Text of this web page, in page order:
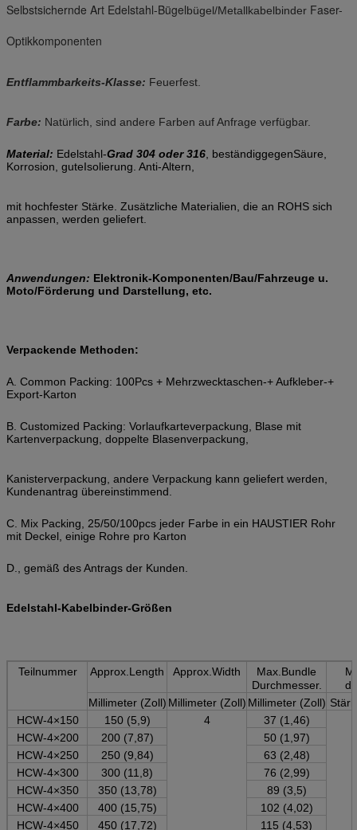
Selbstsichernde Art Edelstahl-Bügelbügel/Metallkabelbinder Faser-
Optikkomponenten
Entflammbarkeits-Klasse: Feuerfest.
Farbe: Natürlich, sind andere Farben auf Anfrage verfügbar.
Material: Edelstahl-Grad 304 oder 316 , beständiggegenSäure,
Korrosion, guteIsolierung. Anti-Altern,
mit hochfester Stärke. Zusätzliche Materialien, die an ROHS sich
anpassen, werden geliefert.
Anwendungen: Elektronik-Komponenten/Bau/Fahrzeuge u.
Moto/Förderung und Darstellung, etc.
Verpackende Methoden:
A. Common Packing: 100Pcs + Mehrzwecktaschen-+ Aufkleber-+
Export-Karton
B. Customized Packing: Vorlaufkarteverpackung, Blase mit
Kartenverpackung, doppelte Blasenverpackung,
Kanisterverpackung, andere Verpackung kann geliefert werden,
Kundenantrag übereinstimmend.
C. Mix Packing, 25/50/100pcs jeder Farbe in ein HAUSTIER Rohr
mit Deckel, einige Rohre pro Karton
D., gemäß des Antrags der Kunden.
Edelstahl-Kabelbinder-Größen
Teilnummer Approx.Length Approx.Width
Max.Bundle
Durchmesser.
Millimeter (Zoll) Millimeter (Zoll) Millimeter (Zoll)
HCW-4×150
150 (5,9) 4 37 (1,46)
HCW-4×200 200 (7,87)
50 (1,97)
HCW-4×250 250 (9,84)
63 (2,48)
HCW-4×300 300 (11,8)
76 (2,99)
HCW-4×350 350 (13,78)
89 (3,5)
HCW-4×400 400 (15,75)
102 (4,02)
HCW-4×450 450 (17,72) 115 (4,53)